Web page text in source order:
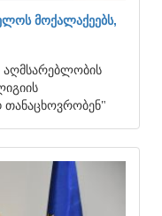
ᲛᲝᲥᲐᲚᲐᲥᲔᲔᲑᲡ,
აღმსარებლობის
თანაცხოვრობენ"